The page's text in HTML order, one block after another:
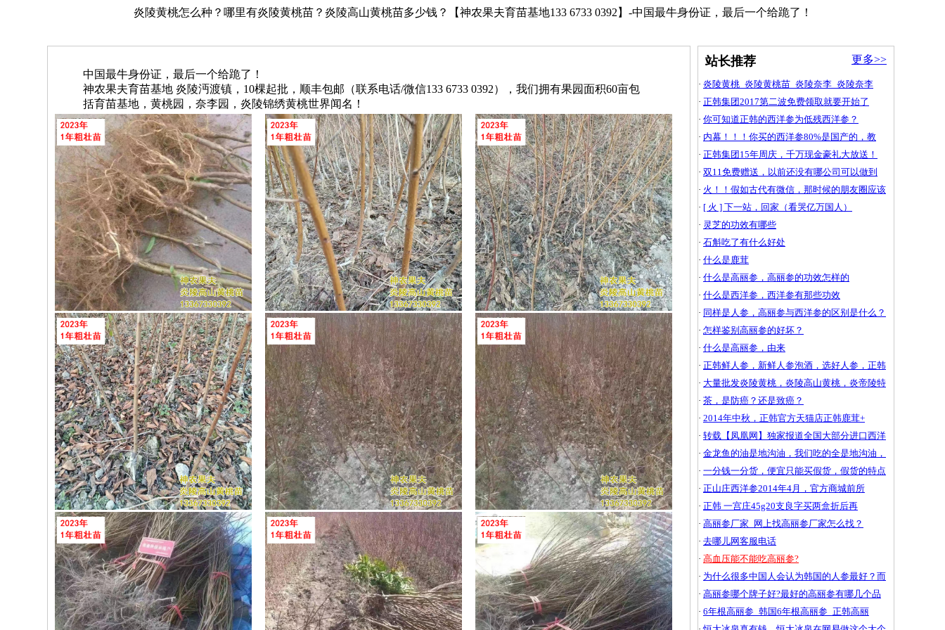
炎陵黄桃怎么种？哪里有炎陵黄桃苗？炎陵高山黄桃苗多少钱？【神农果夫育苗基地133 6733 0392】-中国最牛身份证，最后一个给跪了！
中国最牛身份证，最后一个给跪了！
神农果夫育苗基地 炎陵沔渡镇，10棵起批，顺丰包邮（联系电话/微信133 6733 0392），我们拥有果园面积60亩包
括育苗基地，黄桃园，奈李园，炎陵锦绣黄桃世界闻名！
站长推荐 更多>>
· 炎陵黄桃_炎陵黄桃苗_炎陵奈李_炎陵奈李
· 正韩集团2017第二波免费领取就要开始了
· 你可知道正韩的西洋参为低残西洋参？
· 内幕！！！你买的西洋参80%是国产的，教
· 正韩集团15年周庆，千万现金豪礼大放送！
· 双11免费赠送，以前还没有哪公司可以做到
· 火！！假如古代有微信，那时候的朋友圈应该
· [ 火 ] 下一站，回家（看哭亿万国人）
· 灵芝的功效有哪些
· 石斛吃了有什么好处
· 什么是鹿茸
· 什么是高丽参，高丽参的功效怎样的
· 什么是西洋参，西洋参有那些功效
· 同样是人参，高丽参与西洋参的区别是什么？
· 怎样鉴别高丽参的好坏？
· 什么是高丽参，由来
· 正韩鲜人参，新鲜人参泡酒，选好人参，正韩
· 大量批发炎陵黄桃，炎陵高山黄桃，炎帝陵特
· 茶，是防癌？还是致癌？
· 2014年中秋，正韩官方天猫店正韩鹿茸+
· 转载【凤凰网】独家报道全国大部分进口西洋
· 金龙鱼的油是地沟油，我们吃的全是地沟油，
· 一分钱一分货，便宜只能买假货，假货的特点
· 正山庄西洋参2014年4月，官方商城前所
· 正韩 一宫庄45g20支良字买两盒折后再
· 高丽参厂家_网上找高丽参厂家怎么找？
· 去哪儿网客服电话
· 高血压能不能吃高丽参?
· 为什么很多中国人会认为韩国的人参最好？而
· 高丽参哪个牌子好?最好的高丽参有哪几个品
· 6年根高丽参_韩国6年根高丽参_正韩高丽